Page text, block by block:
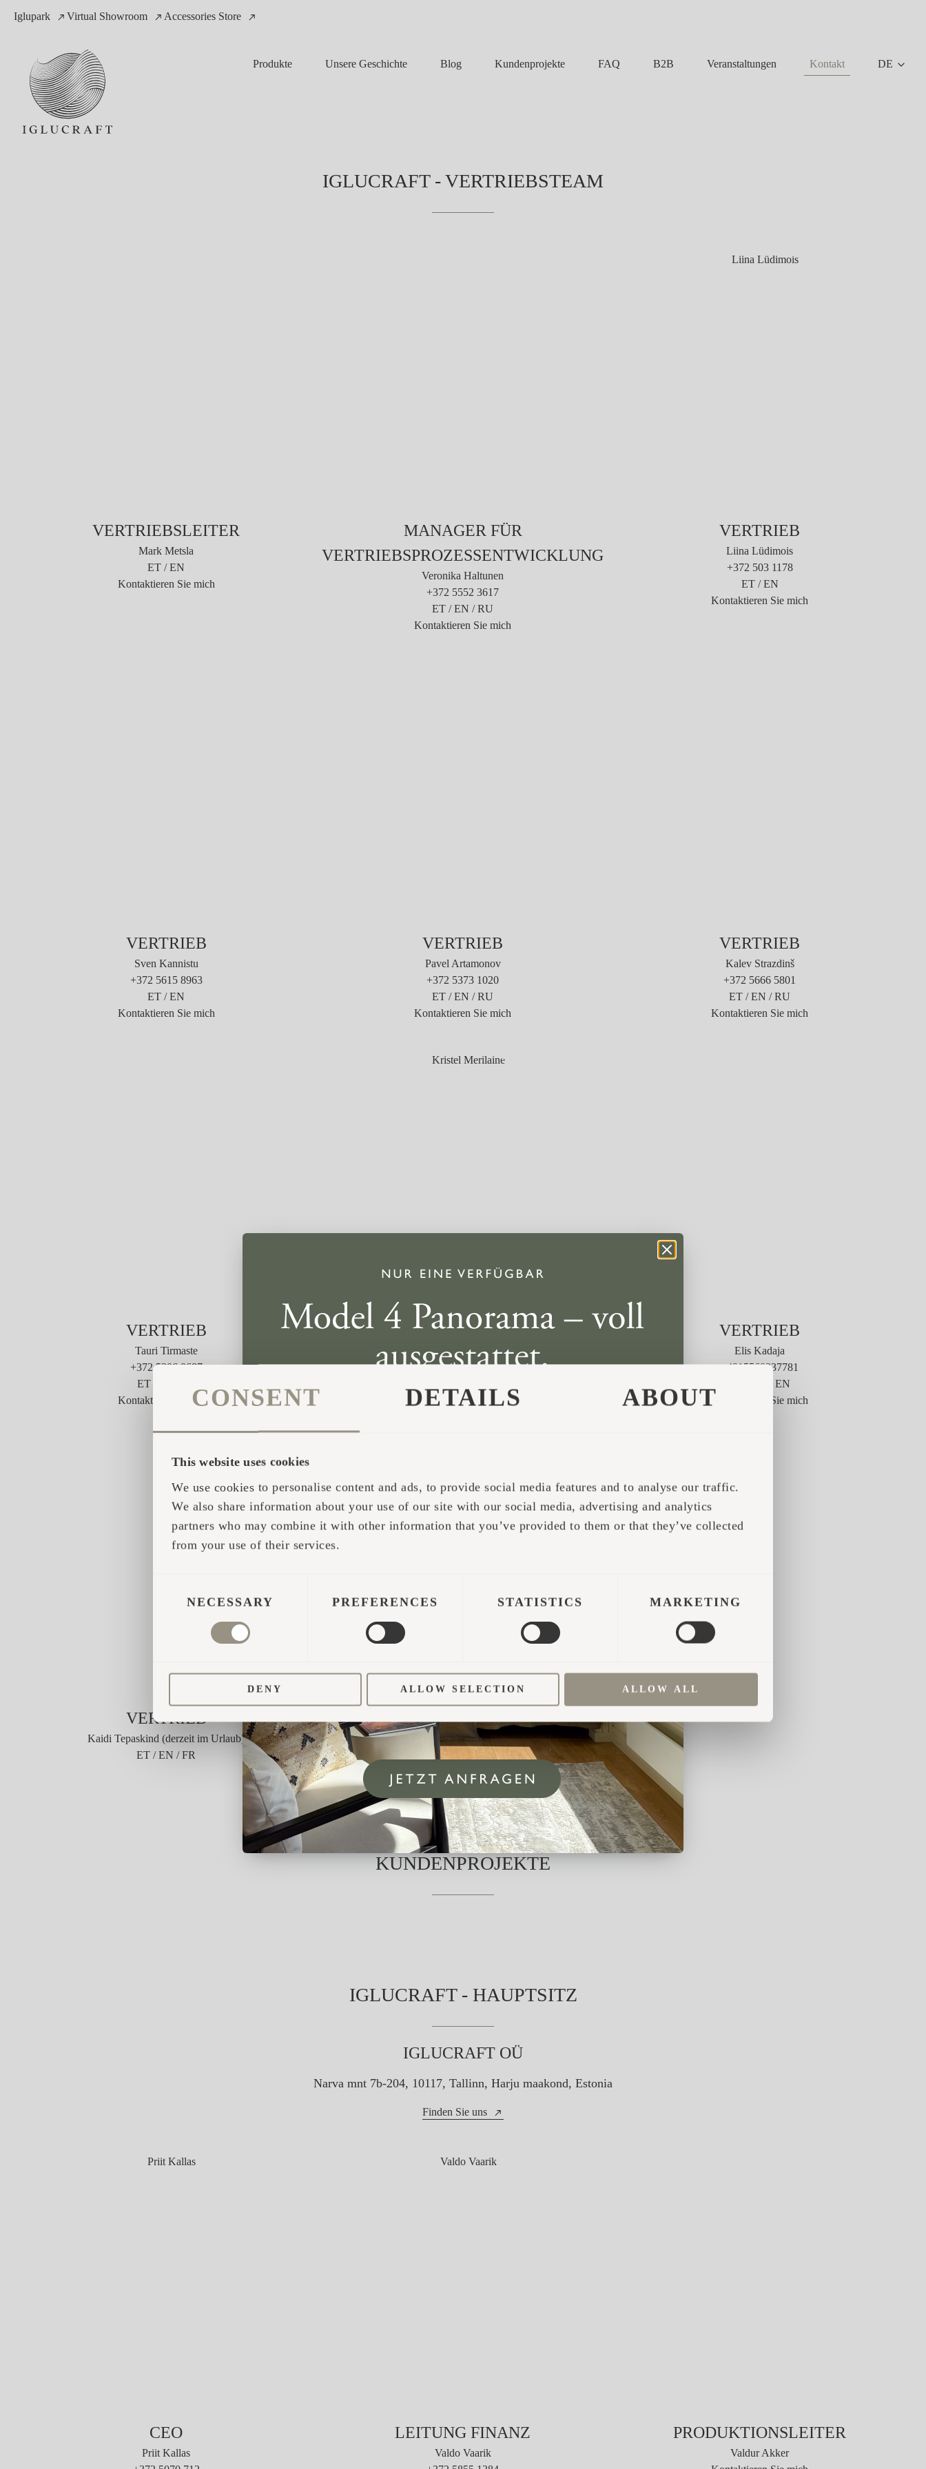
CONSENT DETAILS ABOUT
This website uses cookies
We use cookies to personalise content and ads, to provide social media features and to analyse our traffic.
We also share information about your use of our site with our social media, advertising and analytics
partners who may combine it with other information that you’ve provided to them or that they’ve collected
from your use of their services.
SELECTION
NECESSARY PREFERENCES STATISTICS MARKETING
DENY ALLOW SELECTION ALLOW ALL
Iglupark Virtual Showroom Accessories Store
Produkte Unsere Geschichte Blog Kundenprojekte FAQ B2B Veranstaltungen Kontakt DE
IGLUCRAFT - VERTRIEBSTEAM
VERTRIEBSLEITER
Mark Metsla
ET / EN
Kontaktieren Sie mich
MANAGER FÜR
VERTRIEBSPROZESSENTWICKLUNG
Veronika Haltunen
+372 5552 3617
ET / EN / RU
Kontaktieren Sie mich
VERTRIEB
Liina Lüdimois
+372 503 1178
ET / EN
Kontaktieren Sie mich
VERTRIEB
Sven Kannistu
+372 5615 8963
ET / EN
Kontaktieren Sie mich
VERTRIEB
Pavel Artamonov
+372 5373 1020
ET / EN / RU
Kontaktieren Sie mich
VERTRIEB
Kalev Strazdinš
+372 5666 5801
ET / EN / RU
Kontaktieren Sie mich
VERTRIEB
Tauri Tirmaste
+372 5306 0687
ET / EN / JA
Kontaktieren Sie mich
VERTRIEB
Kristel Merilaine
+372 5556 8439
Kontaktieren Sie mich
VERTRIEB
Elis Kadaja
+4915569337781
DE / ET / EN
Kontaktieren Sie mich
VERTRIEB
Kaidi Tepaskind (derzeit im Urlaub)
ET / EN / FR
VERTRIEB
Hele Maltis (Mutterschaftsurlaub)
ET / EN
KUNDENPROJEKTE
IGLUCRAFT - HAUPTSITZ
IGLUCRAFT OÜ
Narva mnt 7b-204, 10117, Tallinn, Harju maakond, Estonia
Finden Sie uns
CEO
Priit Kallas
LEITUNG FINANZ
Valdo Vaarik
PRODUKTIONSLEITER
Valdur Akker